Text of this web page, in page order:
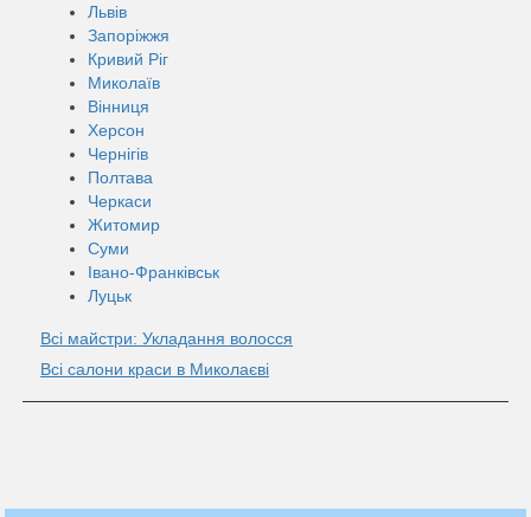
Львів
Запоріжжя
Кривий Ріг
Миколаїв
Вінниця
Херсон
Чернігів
Полтава
Черкаси
Житомир
Суми
Івано-Франківськ
Луцьк
Всі майстри: Укладання волосся
Всі салони краси в Миколаєві